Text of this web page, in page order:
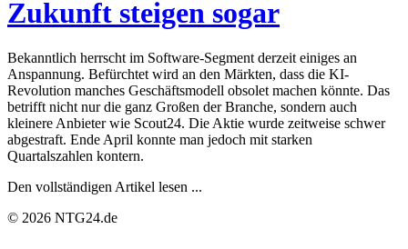
Zukunft steigen sogar
Bekanntlich herrscht im Software-Segment derzeit einiges an
Anspannung. Befürchtet wird an den Märkten, dass die KI-
Revolution manches Geschäftsmodell obsolet machen könnte. Das
betrifft nicht nur die ganz Großen der Branche, sondern auch
kleinere Anbieter wie Scout24. Die Aktie wurde zeitweise schwer
abgestraft. Ende April konnte man jedoch mit starken
Quartalszahlen kontern.
Den vollständigen Artikel lesen ...
© 2026 NTG24.de